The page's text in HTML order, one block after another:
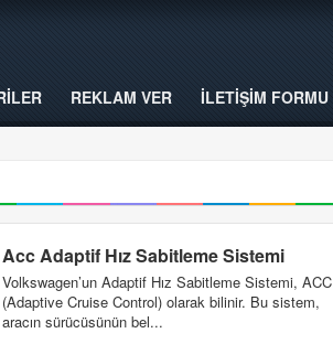
REKLAM VER İLETİŞİM FORMU
Acc Adaptif Hız Sabitleme Sistemi
Volkswagen’un Adaptif Hız Sabitleme Sistemi, ACC
(Adaptive Cruise Control) olarak bilinir. Bu sistem,
aracın sürücüsünün bel...